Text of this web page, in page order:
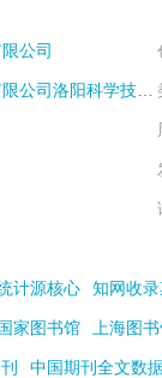
公司
洛阳科学技术研究所;
计源核心 知网收录
家图书馆 上海图
中国期刊全文数